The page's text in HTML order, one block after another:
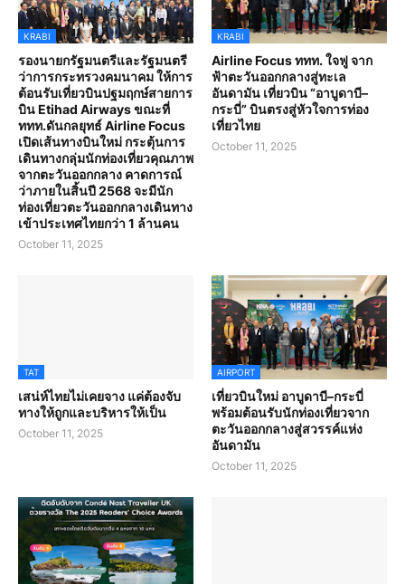
KRABI
รองนายกรัฐมนตรีและรัฐมนตรี
ว่าการกระทรวงคมนาคม ให้การ
ต้อนรับเที่ยวบินปฐมฤกษ์สายการ
บิน Etihad Airways ขณะที่
ททท.ดันกลยุทธ์ Airline Focus
เปิดเส้นทางบินใหม่ กระตุ้นการ
เดินทางกลุ่มนักท่องเที่ยวคุณภาพ
จากตะวันออกกลาง คาดการณ์
ว่าภายในสิ้นปี 2568 จะมีนัก
ท่องเที่ยวตะวันออกกลางเดินทาง
เข้าประเทศไทยกว่า 1 ล้านคน
October 11, 2025
KRABI
Airline Focus ททท. ใจฟู จาก
ฟ้าตะวันออกกลางสู่ทะเล
อันดามัน เที่ยวบิน “อาบูดาบี–
กระบี่” บินตรงสู่หัวใจการท่อง
เที่ยวไทย
October 11, 2025
TAT
เสน่ห์ไทยไม่เคยจาง แค่ต้องจับ
ทางให้ถูกและบริหารให้เป็น
October 11, 2025
AIRPORT
เที่ยวบินใหม่ อาบูดาบี–กระบี่
พร้อมต้อนรับนักท่องเที่ยวจาก
ตะวันออกกลางสู่สวรรค์แห่ง
อันดามัน
October 11, 2025